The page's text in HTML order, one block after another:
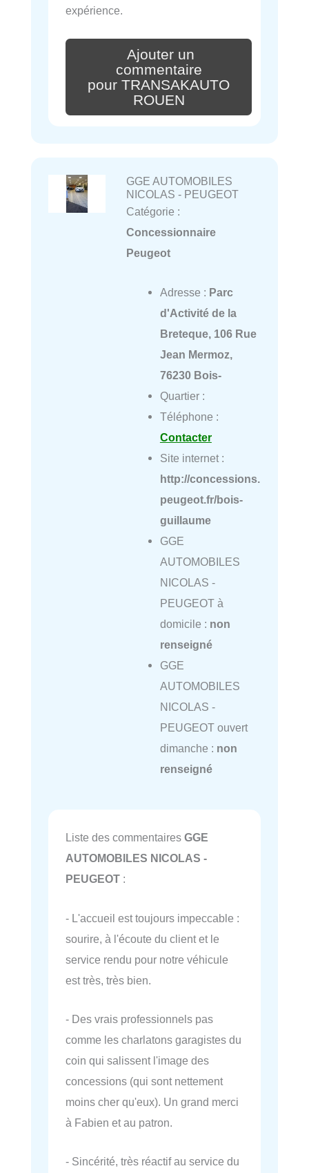
expérience.
Ajouter un
commentaire
pour TRANSAKAUTO
ROUEN
GGE AUTOMOBILES
NICOLAS - PEUGEOT
Catégorie :
Concessionnaire
Peugeot
Adresse : Parc
d'Activité de la
Breteque, 106 Rue
Jean Mermoz,
76230 Bois-
Quartier :
Téléphone :
Contacter
Site internet :
http://concessions.
peugeot.fr/bois-
guillaume
GGE
AUTOMOBILES
NICOLAS -
PEUGEOT à
domicile : non
renseigné
GGE
AUTOMOBILES
NICOLAS -
PEUGEOT ouvert
dimanche : non
renseigné
Liste des commentaires GGE
AUTOMOBILES NICOLAS -
PEUGEOT :
- L'accueil est toujours impeccable :
sourire, à l'écoute du client et le
service rendu pour notre véhicule
est très, très bien.
- Des vrais professionnels pas
comme les charlatons garagistes du
coin qui salissent l'image des
concessions (qui sont nettement
moins cher qu'eux). Un grand merci
à Fabien et au patron.
- Sincérité, très réactif au service du